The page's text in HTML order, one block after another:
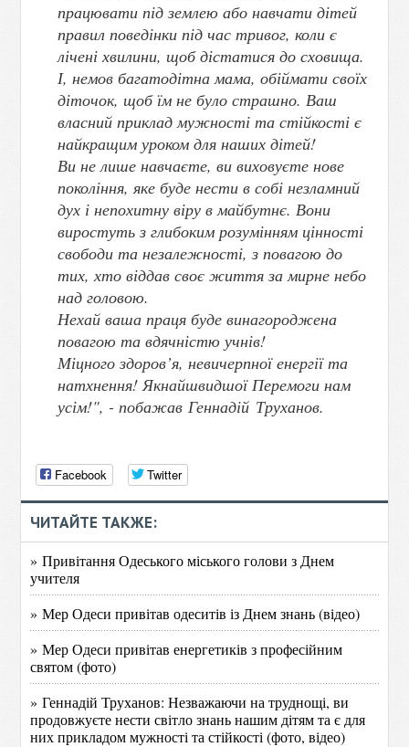
працювати під землею або навчати дітей
правил поведінки під час тривог, коли є
лічені хвилини, щоб дістатися до сховища.
І, немов багатодітна мама, обіймати своїх
діточок, щоб їм не було страшно. Ваш
власний приклад мужності та стійкості є
найкращим уроком для наших дітей!
Ви не лише навчаєте, ви виховуєте нове
покоління, яке буде нести в собі незламний
дух і непохитну віру в майбутнє. Вони
виростуть з глибоким розумінням цінності
свободи та незалежності, з повагою до
тих, хто віддав своє життя за мирне небо
над головою.
Нехай ваша праця буде винагороджена
повагою та вдячністю учнів!
Міцного здоров’я, невичерпної енергії та
натхнення! Якнайшвидшої Перемоги нам
усім!", - побажавГеннадій Труханов.
Facebook Twitter
ЧИТАЙТЕ ТАКЖЕ:
» Привітання Одеського міського голови з Днем
учителя
» Мер Одеси привітав одеситів із Днем знань (відео)
» Мер Одеси привітав енергетиків з професійним
святом (фото)
» Геннадій Труханов: Незважаючи на труднощі, ви
продовжуєте нести світло знань нашим дітям та є для
них прикладом мужності та стійкості (фото, відео)